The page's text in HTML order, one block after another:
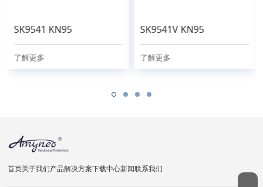
SK9541 KN95
了解更多
SK9541V KN95
了解更多
首页关于我们产品解决方案下载中心新闻联系我们